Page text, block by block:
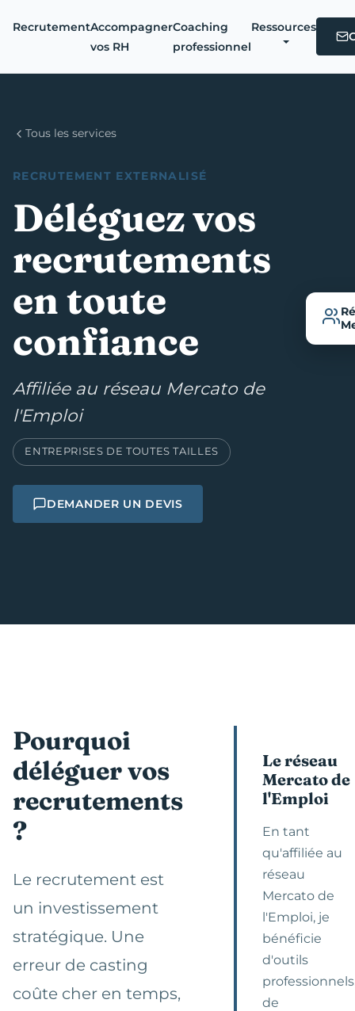
RecrutementAccompagner
vos RH
Coaching
professionnel
Ressources
Tous les services
RECRUTEMENT EXTERNALISÉ
Déléguez vos
recrutements
en toute
confiance
Affiliée au réseau Mercato de
l'Emploi
ENTREPRISES DE TOUTES TAILLES
DEMANDER UN DEVIS
Pourquoi
déléguer vos
recrutements
?
Le recrutement est
un investissement
stratégique. Une
erreur de casting
coûte cher en temps,
Le réseau
Mercato de
l'Emploi
En tant
qu'affiliée au
réseau
Mercato de
l'Emploi, je
bénéficie
d'outils
de